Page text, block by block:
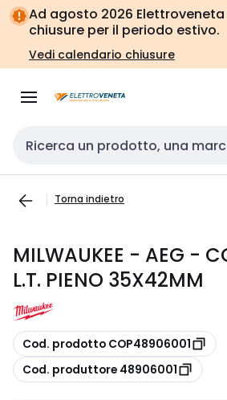
Vai alla
navigazione
Vai
alla
pagina
Ad agosto 2026
chiusure per il periodo estivo.
Vedi calendario chiusure
Cerca input
Torna indietro
MILWAUKEE - AEG -
L.T. PIENO 35X42MM
copia
Cod. prodotto COP48906001
copia
Cod. produttore 48906001